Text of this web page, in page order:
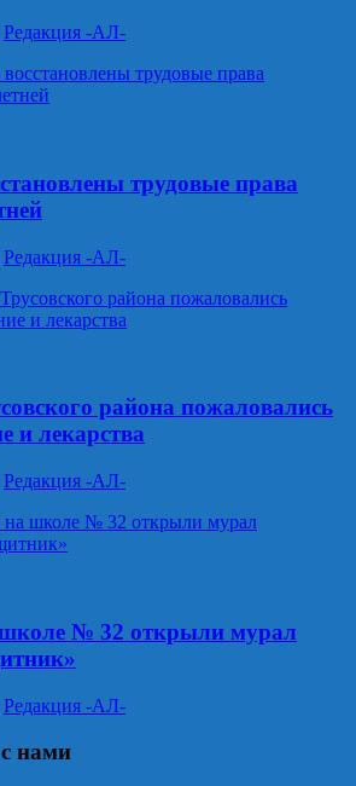
Редакция -АЛ-
трудовые права
Редакция -АЛ-
района пожаловались
и лекарства
Редакция -АЛ-
№ 32 открыли мурал
Редакция -АЛ-
нами